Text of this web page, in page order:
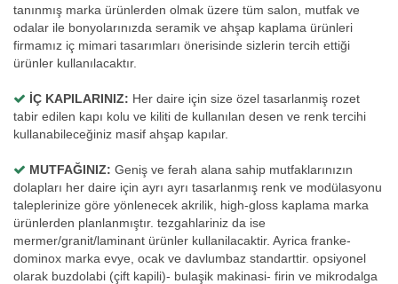
tanınmış marka ürünlerden olmak üzere tüm salon, mutfak ve
odalar ile bonyolarınızda seramik ve ahşap kaplama ürünleri
firmamız iç mimari tasarımları önerisinde sizlerin tercih ettiği
ürünler kullanılacaktır.
İÇ KAPILARINIZ: Her daire için size özel tasarlanmiş rozet
tabir edilen kapı kolu ve kiliti de kullanılan desen ve renk tercihi
kullanabileceğiniz masif ahşap kapılar.
MUTFAĞINIZ: Geniş ve ferah alana sahip mutfaklarınızın
dolapları her daire için ayrı ayrı tasarlanmış renk ve modülasyonu
taleplerinize göre yönlenecek akrilik, high-gloss kaplama marka
ürünlerden planlanmıştır. tezgahlariniz da ise
mermer/granit/laminant ürünler kullanilacaktir. Ayrica franke-
dominox marka evye, ocak ve davlumbaz standarttir. opsiyonel
olarak buzdolabi (çift kapili)- bulaşik makinasi- firin ve mikrodalga